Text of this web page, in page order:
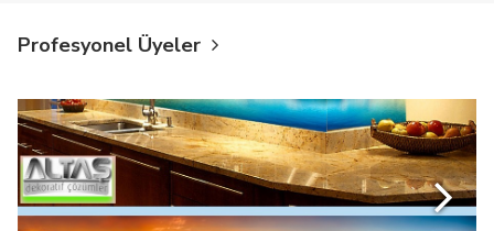
Profesyonel Üyeler